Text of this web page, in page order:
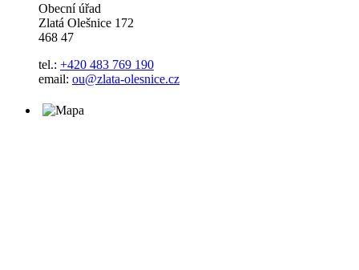
Obecní úřad
Zlatá Olešnice 172
468 47
tel.: +420 483 769 190
email: ou@zlata-olesnice.cz